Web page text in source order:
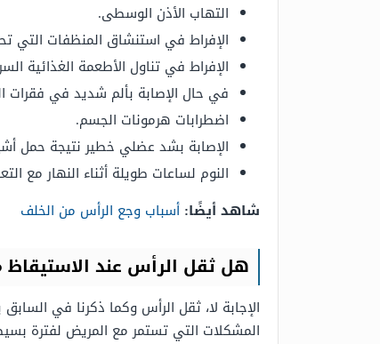
التهاب الأذن الوسطى.
الإفراط في استنشاق المنظفات التي
الإفراط في تناول الأطعمة الغذائية
في حال الإصابة بألم شديد في فقرات
اضطرابات هرمونات الجسم.
الإصابة بشد عضلي خطير نتيجة حمل
النوم لساعات طويلة أثناء النهار مع
شاهد أيضًا: أسباب وجع الرأس من الخلف
هل ثقل الرأس عند
الإجابة لا، ثقل الرأس وكما ذكرنا في
المشكلات التي تستمر مع المريض لفترة